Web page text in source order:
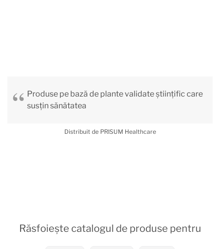
Produse pe bază de plante validate științific care
susțin sănătatea
Distribuit de PRISUM Healthcare
Răsfoiește catalogul de produse pentru